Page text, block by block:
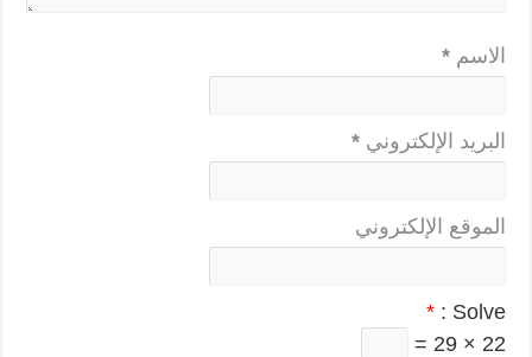
الاسم *
البريد الإلكتروني *
الموقع الإلكتروني
Solve :
*
22 × 29 =